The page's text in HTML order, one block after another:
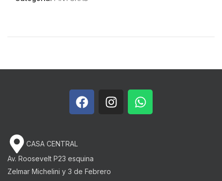
CASA CENTRAL
Av. Roosevelt P23 esquina
Zelmar Michelini y 3 de Febrero​